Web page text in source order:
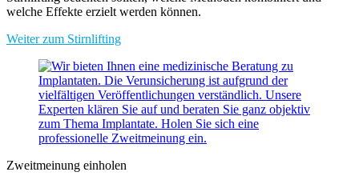
welche Effekte erzielt werden können.
Weiter zum Stirnlifting
Zweitmeinung einholen